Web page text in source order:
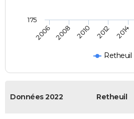
Retheuil
2006 2008 2010 2012 2014
175
Données 2022 Retheuil